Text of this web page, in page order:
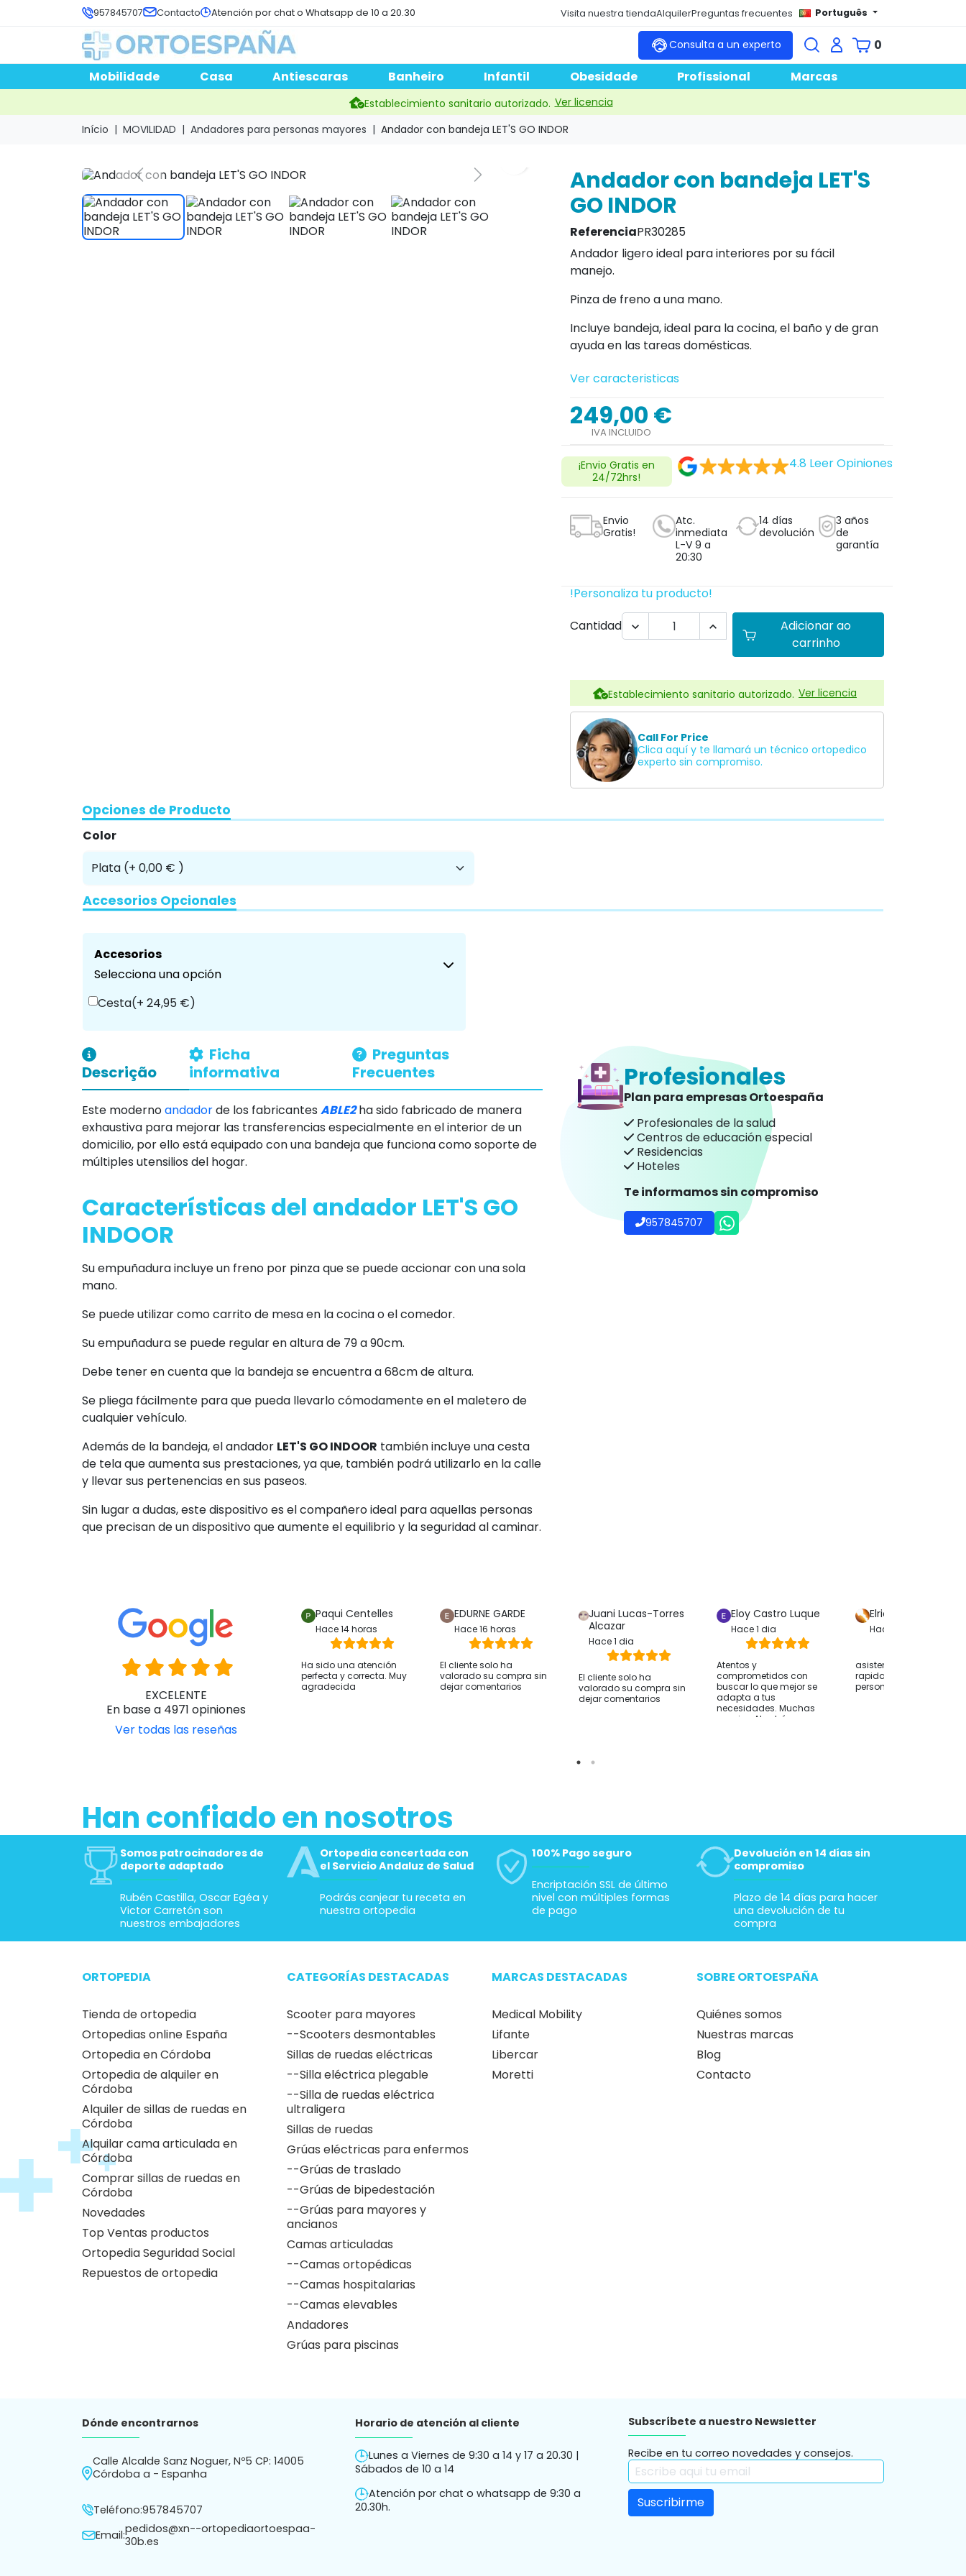
957845707 Contacto Atención por chat o Whatsapp de 10 a 20.30 Visita nuestra tiendaAlquilerPreguntas frecuentes Português
Consulta a un experto
0
Mobilidade
Casa Antiescaras Banheiro Infantil Obesidade Profissional Marcas
Establecimiento sanitario autorizado. Ver licencia
Início
MOVILIDAD Andadores para personas mayores Andador con bandeja LET'S GO INDOR
Andador con bandeja LET'S
GO INDOR
ReferenciaPR30285
Andador ligero ideal para interiores por su fácil
manejo.
Pinza de freno a una mano.
Incluye bandeja, ideal para la cocina, el baño y de gran
ayuda en las tareas domésticas.
Ver caracteristicas
249,00 €
IVA INCLUIDO
¡Envio Gratis en
24/72hrs!
4.8 Leer Opiniones
Envio
Gratis!
Atc.
inmediata
L-V 9 a
20:30
14 días
devolución
3 años
de
garantía
!Personaliza tu producto!
Cantidad
 
Adicionar ao
carrinho
Establecimiento sanitario autorizado. Ver licencia
Call For Price
Clica aquí y te llamará un técnico ortopedico
experto sin compromiso.
Opciones de Producto
Color
Accesorios Opcionales
Accesorios
Selecciona una opción
Cesta(+ 24,95 €)
Profesionales
Plan para empresas Ortoespaña
Profesionales de la salud
Centros de educación especial
Residencias
Hoteles
Te informamos sin compromiso
957845707
Descrição
Ficha
informativa
Preguntas
Frecuentes
Este modernoandadorde los fabricantes ABLE2ha sido fabricado de manera
exhaustiva para mejorar las transferencias especialmente en el interior de un
domicilio, por ello está equipado con una bandeja que funciona como soporte de
múltiples utensilios del hogar.
Características del andador LET'S GO
INDOOR
Su empuñadura incluye un freno por pinza que se puede accionar con una sola
mano.
Se puede utilizar como carrito de mesa en la cocina o el comedor.
Su empuñadura se puede regular en altura de 79 a 90cm.
Debe tener en cuenta que la bandeja se encuentra a 68cm de altura.
Se pliega fácilmente para que pueda llevarlo cómodamente en el maletero de
cualquier vehículo.
Además de la bandeja, el andador LET'S GO INDOOR también incluye una cesta
de tela que aumenta sus prestaciones, ya que, también podrá utilizarlo en la calle
y llevar sus pertenencias en sus paseos.
Sin lugar a dudas, este dispositivo es el compañero ideal para aquellas personas
que precisan de un dispositivo que aumente el equilibrio y la seguridad al caminar.
EXCELENTE
En base a 4971 opiniones
Ver todas las reseñas
Paqui Centelles
Hace 14 horas
Ha sido una atención
perfecta y correcta. Muy
agradecida
EDURNE GARDE
Hace 16 horas
El cliente solo ha
valorado su compra sin
dejar comentarios
Juani Lucas-Torres
Alcazar
Hace 1 dia
El cliente solo ha
valorado su compra sin
dejar comentarios
Eloy Castro Luque
Hace 1 dia
Atentos y
comprometidos con
buscar lo que mejor se
adapta a tus
necesidades. Muchas
gracias Abrahán.
Elric Stormbringer
Hace 1 dia
asistencia muy amable,
rapida y eficaz por una
persona real
Han confiado en nosotros
Somos patrocinadores de
deporte adaptado
Rubén Castilla, Oscar Egéa y
Victor Carretón son
nuestros embajadores
Ortopedia concertada con
el Servicio Andaluz de Salud
Podrás canjear tu receta en
nuestra ortopedia
100% Pago seguro
Encriptación SSL de último
nivel con múltiples formas
de pago
Devolución en 14 días sin
compromiso
Plazo de 14 días para hacer
una devolución de tu
compra
ORTOPEDIA
Tienda de ortopedia
Ortopedias online España
Ortopedia en Córdoba
Ortopedia de alquiler en
Córdoba
Alquiler de sillas de ruedas en
Córdoba
Alquilar cama articulada en
Córdoba
Comprar sillas de ruedas en
Córdoba
Novedades
Top Ventas productos
Ortopedia Seguridad Social
Repuestos de ortopedia
CATEGORÍAS DESTACADAS
Scooter para mayores
--Scooters desmontables
Sillas de ruedas eléctricas
--Silla eléctrica plegable
--Silla de ruedas eléctrica
ultraligera
Sillas de ruedas
Grúas eléctricas para enfermos
--Grúas de traslado
--Grúas de bipedestación
--Grúas para mayores y
ancianos
Camas articuladas
--Camas ortopédicas
--Camas hospitalarias
--Camas elevables
Andadores
Grúas para piscinas
MARCAS DESTACADAS
Medical Mobility
Lifante
Libercar
Moretti
SOBRE ORTOESPAÑA
Quiénes somos
Nuestras marcas
Blog
Contacto
Dónde encontrarnos
Calle Alcalde Sanz Noguer, Nº5 CP: 14005
Córdoba a - Espanha
Teléfono:957845707
Email:pedidos@xn--ortopediaortoespaa-
30b.es
Horario de atención al cliente
Lunes a Viernes de 9:30 a 14 y 17 a 20.30 |
Sábados de 10 a 14
Atención por chat o whatsapp de 9:30 a
20.30h.
Subscríbete a nuestro Newsletter
Recibe en tu correo novedades y consejos.